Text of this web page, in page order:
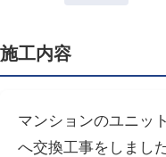
施工内容
マンションのユニッ
へ交換工事をしました